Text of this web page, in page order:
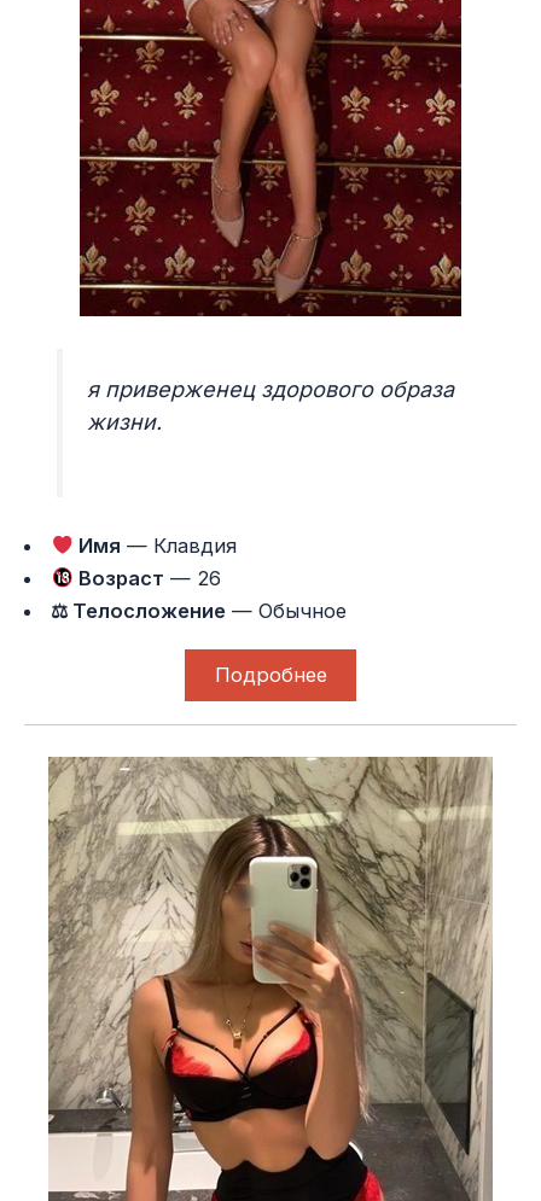
я приверженец здорового образа
жизни.
Имя — Клавдия
Возраст — 26
⚖ Телосложение — Обычное
Подробнее